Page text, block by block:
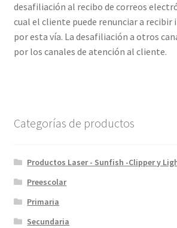
desafiliación al recibo de correos
cual el cliente puede renunciar a
por esta vía. La desafiliación a otros
por los canales de atención al cliente.
Categorías de productos
Productos Laser - Sunfish -Clipper y
Preescolar
Primaria
Secundaria